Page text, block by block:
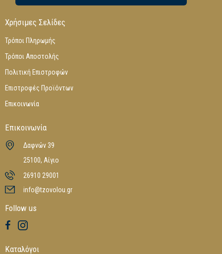
Χρήσιμες Σελίδες
Τρόποι Πληρωμής
Τρόποι Αποστολής
Πολιτική Επιστροφών
Επιστροφές Προϊόντων
Επικοινωνία
Επικοινωνία
Δαφνών 39
25100, Αίγιο
26910 29001
info@tzovolou.gr
Follow us
Καταλόγοι